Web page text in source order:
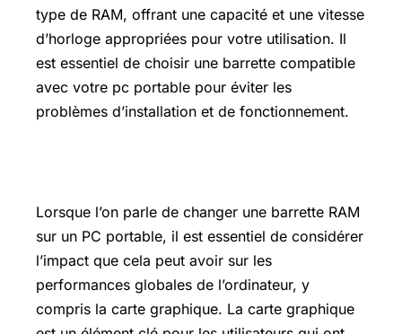
type de RAM, offrant une capacité et une vitesse
d’horloge appropriées pour votre utilisation. Il
est essentiel de choisir une barrette compatible
avec votre pc portable pour éviter les
problèmes d’installation et de fonctionnement.
Lorsque l’on parle de changer une barrette RAM
sur un PC portable, il est essentiel de considérer
l’impact que cela peut avoir sur les
performances globales de l’ordinateur, y
compris la carte graphique. La carte graphique